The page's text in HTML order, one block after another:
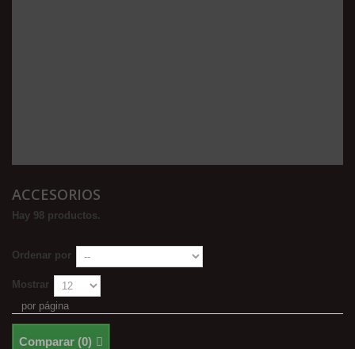
ACCESORIOS
Hay 98 productos.
Ordenar por
Mostrar
por página
Comparar (0)